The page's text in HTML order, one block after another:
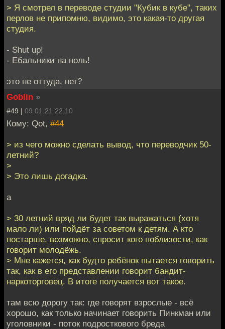
> Я смотрел в переводе студии "Кубик в кубе", таких
перлов не припомню, видимо, это какая-то другая
студия.
- Shut up!
- Ебальники на ноль!
это не оттуда, нет?
Goblin »
#49 | 09.01.21 22:10
Кому: Qot, #44
> из чего можно сделать вывод, что переводчик 50-
летний?
>
> Это лишь догадка.
а
> 30 летний вряд ли будет так выражаться (хотя
мало ли) или пойдёт за советом к детям. А кто
постарше, возможно, спросит кого поблизости, как
говорит молодёжь.
> Мне кажется, как будто ребёнок пытается говорить
так, как в его представлении говорит бандит-
наркоторговец. В итоге получается вот такое.
там всю дорогу так: где говорят взрослые - всё
хорошо, как только начинает говорить Пинкман или
уголовники - поток подросткового бреда